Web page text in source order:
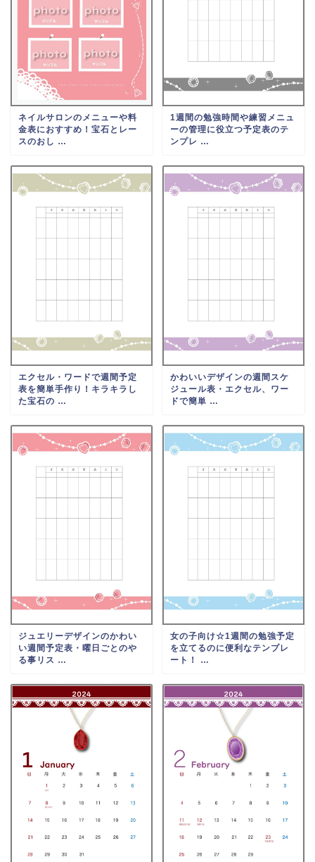
ネイルサロンのメニューや料
金表におすすめ！宝石とレー
スのおし …
1週間の勉強時間や練習メニュ
ーの管理に役立つ予定表のテ
ンプレ …
エクセル・ワードで週間予定
表を簡単手作り！キラキラし
た宝石の …
かわいいデザインの週間スケ
ジュール表・エクセル、ワー
ドで簡単 …
ジュエリーデザインのかわい
い週間予定表・曜日ごとのや
る事リス …
女の子向け☆1週間の勉強予定
を立てるのに便利なテンプレ
ート！ …